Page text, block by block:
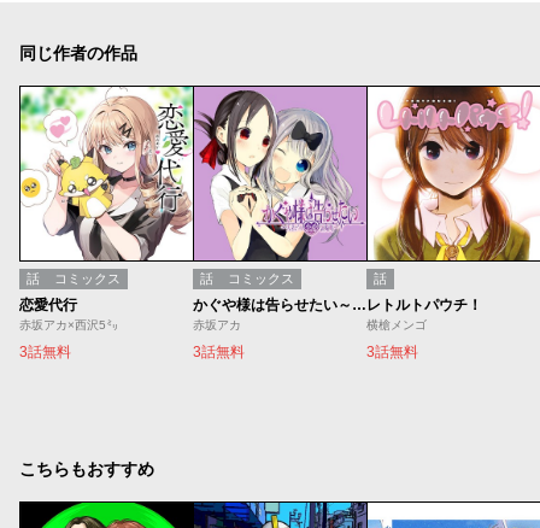
同じ作者の作品
話 コミックス
恋愛代行
赤坂アカ×西沢5㍉
3話無料
話 コミックス
かぐや様は告らせたい～天才たちの恋愛頭脳戦～
赤坂アカ
3話無料
話
レトルトパウチ！
横槍メンゴ
3話無料
こちらもおすすめ